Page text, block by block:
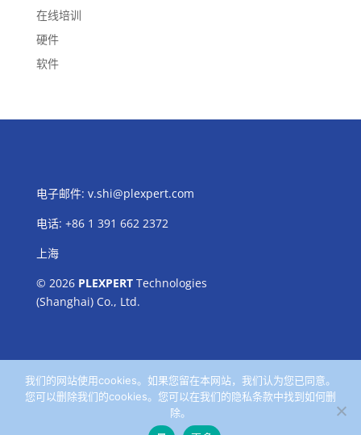
在线培训
硬件
软件
电子邮件: v.shi@plexpert.com
电话: +86 1 391 662 2372
上海
© 2026 PLEXPERTTechnologies
(Shanghai) Co., Ltd.
我们的网站使用cookies。如果您留在本网站，我们认为您已同意。
您可以删除我们的cookies。您可以在我们的隐私条款中找到如何删
除。